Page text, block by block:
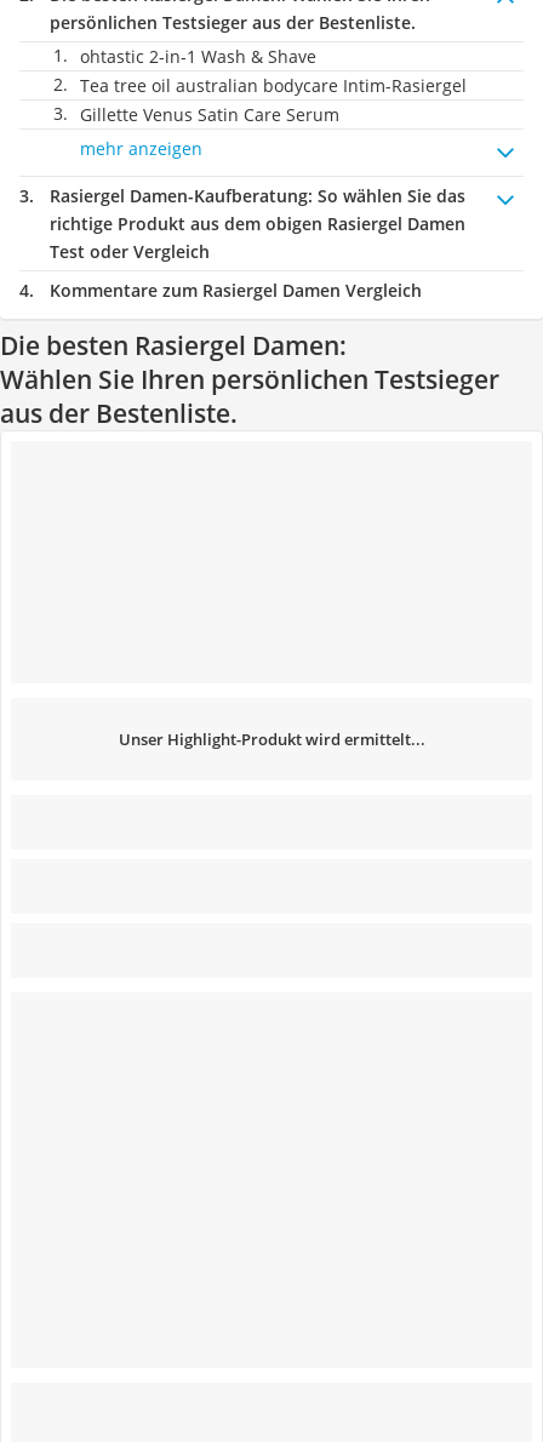
persönlichen Testsieger aus der Bestenliste.
ohtastic 2-in-1 Wash & Shave
Tea tree oil australian bodycare Intim-Rasiergel
Gillette Venus Satin Care Serum
mehr anzeigen
Rasiergel Damen-Kaufberatung: So wählen Sie das
richtige Produkt aus dem obigen Rasiergel Damen
Test oder Vergleich
Kommentare zum Rasiergel Damen Vergleich
Die besten Rasiergel Damen:
Wählen Sie Ihren persönlichen Testsieger
aus der Bestenliste.
Unser Highlight-Produkt wird ermittelt...